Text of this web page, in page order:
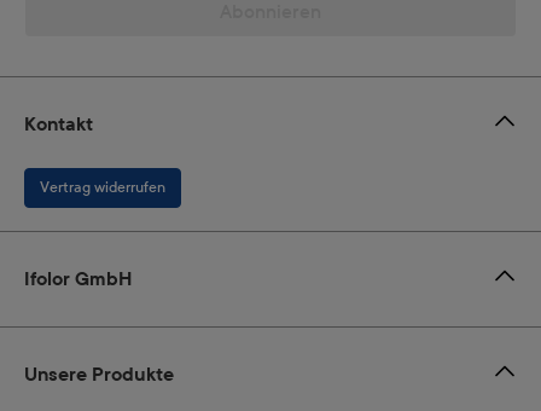
Kontakt
Vertrag widerrufen
Ifolor GmbH
Unsere Produkte